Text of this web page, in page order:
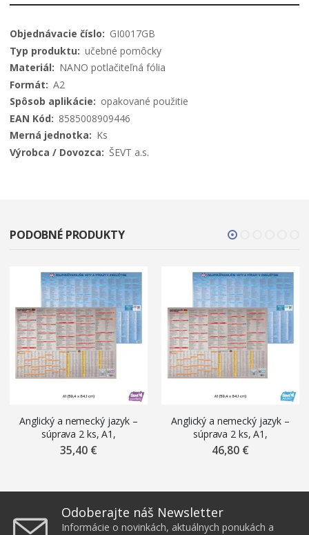
Viac
informácií
GI0017GB
učebné pomôcky
NANO potlačiteľná fólia
A2
opakované použitie
8585008909446
Ks
ŠEVT a.s.
PODOBNÉ PRODUKTY
Anglický a nemecký jazyk –
súprava 2 ks, A1,
samolepiace nálepky ŠEVT
35,40 €
Anglický a nemecký jazyk –
súprava 2 ks, A1,
premiestniteľné magnetické
46,80 €
Odoberajte náš Newsletter
Informácie o novinkách, aktuálnych ponukách a